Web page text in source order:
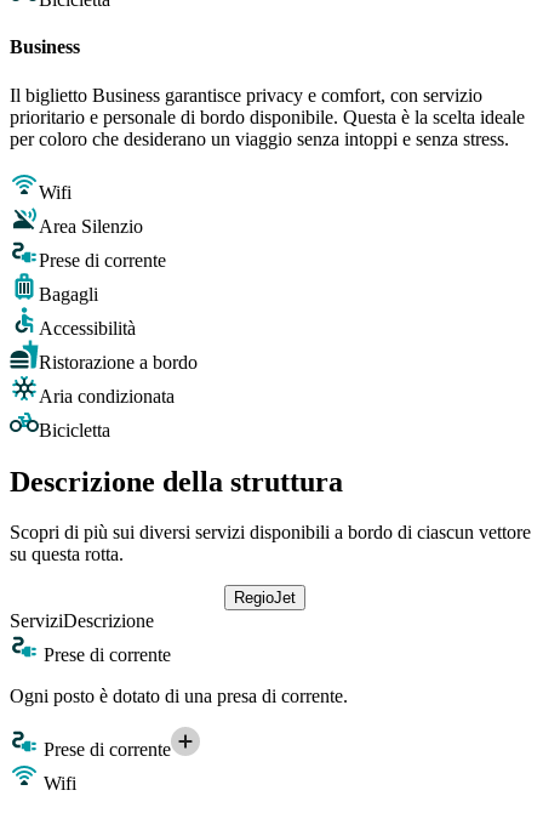
Business
Il biglietto Business garantisce privacy e comfort, con servizio
prioritario e personale di bordo disponibile. Questa è la scelta ideale
per coloro che desiderano un viaggio senza intoppi e senza stress.
Wifi
Area Silenzio
Prese di corrente
Bagagli
Accessibilità
Ristorazione a bordo
Aria condizionata
Bicicletta
Descrizione della struttura
Scopri di più sui diversi servizi disponibili a bordo di ciascun vettore
su questa rotta.
RegioJet
ServiziDescrizione
Prese di corrente
Ogni posto è dotato di una presa di corrente.
Prese di corrente
Wifi